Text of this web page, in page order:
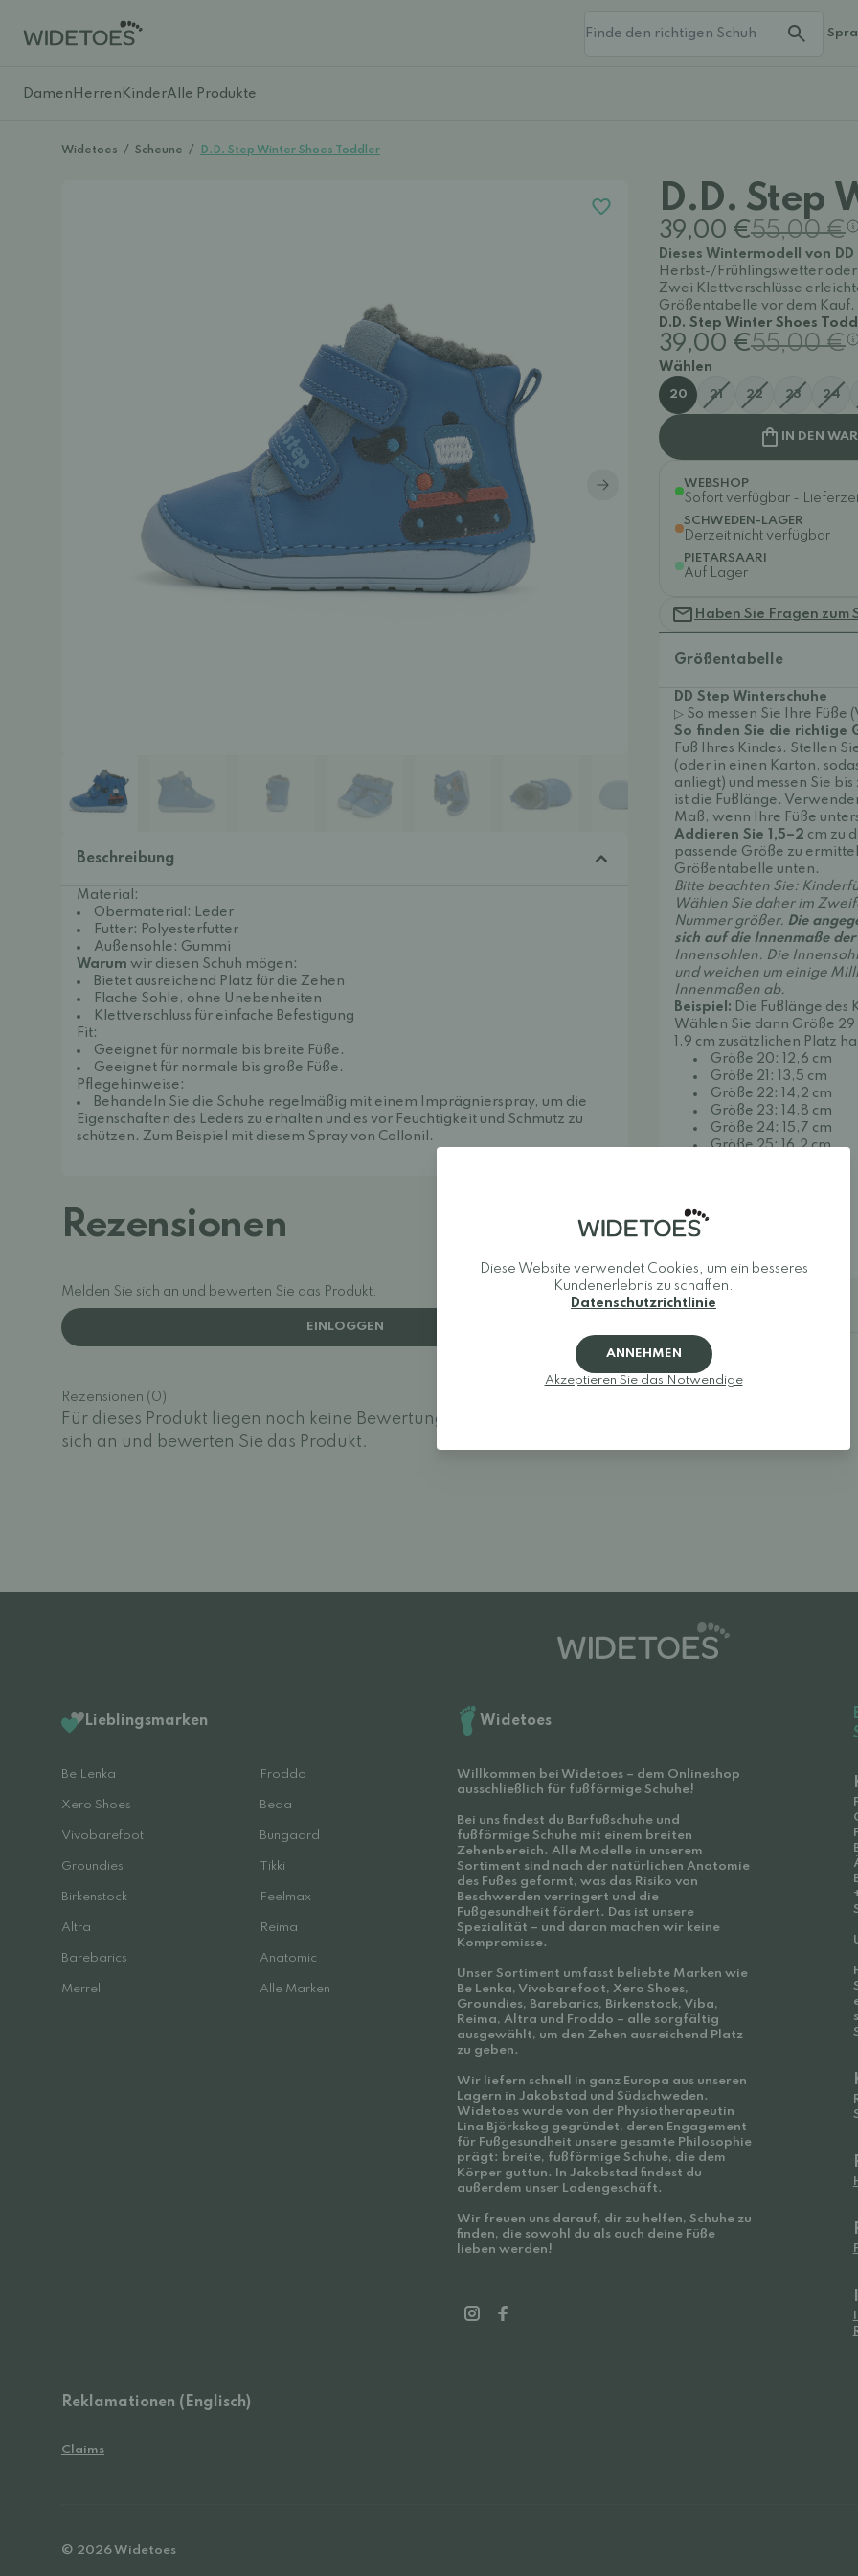
Damen Herren KinderAlle Produkte
Widetoes / Scheune / D.D. Step Winter Shoes Toddler
Beschreibung
Material:
Obermaterial: Leder
Futter: Polyesterfutter
Außensohle: Gummi
Warum wir diesen Schuh mögen:
Bietet ausreichend Platz für die Zehen
Flache Sohle, ohne Unebenheiten
Klettverschluss für einfache Befestigung
Fit:
Geeignet für normale bis breite Füße.
Geeignet für normale bis große Füße.
Pflegehinweise:
Behandeln Sie die Schuhe regelmäßig mit einem Imprägnierspray, um die
Eigenschaften des Leders zu erhalten und es vor Feuchtigkeit und Schmutz zu
schützen. Zum Beispiel mit diesem Spray von Collonil.
Rezensionen
Melden Sie sich an und bewerten Sie das Produkt.
EINLOGGEN
Rezensionen (0)
Für dieses Produkt liegen noch keine Bewertungen vor.
sich an und bewerten Sie das Produkt.
D.D. Step
39,00 €55,00 €
Dieses Wintermodell von DD
Herbst-/Frühlingswetter
Zwei Klettverschlüsse
Größentabelle vor dem Kauf.
D.D. Step Winter Shoes
39,00 €55,00 €
Wählen
20 21 22 23 24
IN DEN
WEBSHOP
Sofort verfügbar -
SCHWEDEN-LAGER
Derzeit nicht verfügbar
PIETARSAARI
Auf Lager
Haben Sie Fragen zum
Größentabelle
DD Step Winterschuhe
▷ So messen Sie Ihre Füße
So finden Sie die richtige
Fuß Ihres Kindes. Stellen
(oder in einen Karton,
anliegt) und messen Sie
ist die Fußlänge.
Maß, wenn Ihre Füße
Addieren Sie 1,5–2 cm zu
passende Größe zu
Größentabelle unten.
Bitte beachten Sie:
Wählen Sie daher im
Nummer größer. Die
sich auf die Innenmaße der
Innensohlen. Die
und weichen um einige
Innenmaßen ab.
Beispiel: Die Fußlänge des
Wählen Sie dann Größe 29
1,9 cm zusätzlichen Platz
Größe 20: 12,6 cm
Größe 21: 13,5 cm
Größe 22: 14,2 cm
Größe 23: 14,8 cm
Größe 24: 15,7 cm
Größe 25: 16,2 cm
Größe 32: 21,4 cm
Größe 33: 21,9 cm
Größe 34: 22,8 cm
Bestellhinweise
Lieblingsmarken
Be Lenka Froddo
Xero Shoes Beda
Vivobarefoot Bungaard
Groundies Tikki
Birkenstock Feelmax
Altra Reima
Barebarics Anatomic
Merrell Alle Marken
Widetoes
Willkommen bei Widetoes – dem Onlineshop
ausschließlich für fußförmige Schuhe!
Bei uns findest du Barfußschuhe und
fußförmige Schuhe mit einem breiten
Zehenbereich. Alle Modelle in unserem
Sortiment sind nach der natürlichen Anatomie
des Fußes geformt, was das Risiko von
Beschwerden verringert und die
Fußgesundheit fördert. Das ist unsere
Spezialität – und daran machen wir keine
Kompromisse.
Unser Sortiment umfasst beliebte Marken wie
Be Lenka, Vivobarefoot, Xero Shoes,
Groundies, Barebarics, Birkenstock, Viba,
Reima, Altra und Froddo – alle sorgfältig
ausgewählt, um den Zehen ausreichend Platz
zu geben.
Wir liefern schnell in ganz Europa aus unseren
Lagern in Jakobstad und Südschweden.
Widetoes wurde von der Physiotherapeutin
Lina Björkskog gegründet, deren Engagement
für Fußgesundheit unsere gesamte Philosophie
prägt: breite, fußförmige Schuhe, die dem
Körper guttun. In Jakobstad findest du
außerdem unser Ladengeschäft.
Wir freuen uns darauf, dir zu helfen, Schuhe zu
finden, die sowohl du als auch deine Füße
lieben werden!
Reklamationen (Englisch)
Claims
© 2026 Widetoes
Diese Website verwendet Cookies, um ein besseres
Kundenerlebnis zu schaffen.
Datenschutzrichtlinie
ANNEHMEN
Akzeptieren Sie das Notwendige